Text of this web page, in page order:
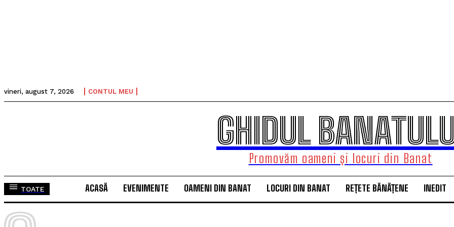
vineri, august 7, 2026 CONTUL MEU
GHIDUL
Promovăm oameni și locuri din Banat
TOATE ACASĂ EVENIMENTE OAMENI DIN BANAT LOCURI DIN BANAT REȚETE BĂNĂȚENE INEDIT